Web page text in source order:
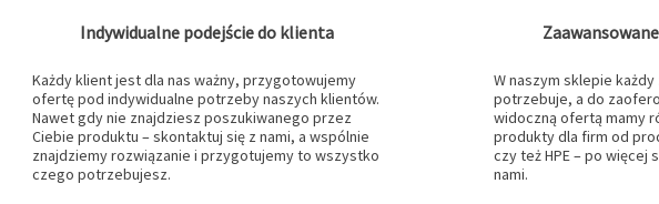
Indywidualne podejście do klienta
Każdy klient jest dla nas ważny, przygotowujemy
ofertę pod indywidualne potrzeby naszych klientów.
Nawet gdy nie znajdziesz poszukiwanego przez
Ciebie produktu – skontaktuj się z nami, a wspólnie
znajdziemy rozwiązanie i przygotujemy to wszystko
czego potrzebujesz.
W naszym sklepie
potrzebuje, a do
widoczną ofertą mamy
produkty dla firm od
czy też HPE – po więcej
nami.